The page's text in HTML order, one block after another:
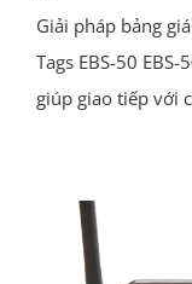
Giải pháp bảng
Tags EBS-50
giúp giao tiếp với